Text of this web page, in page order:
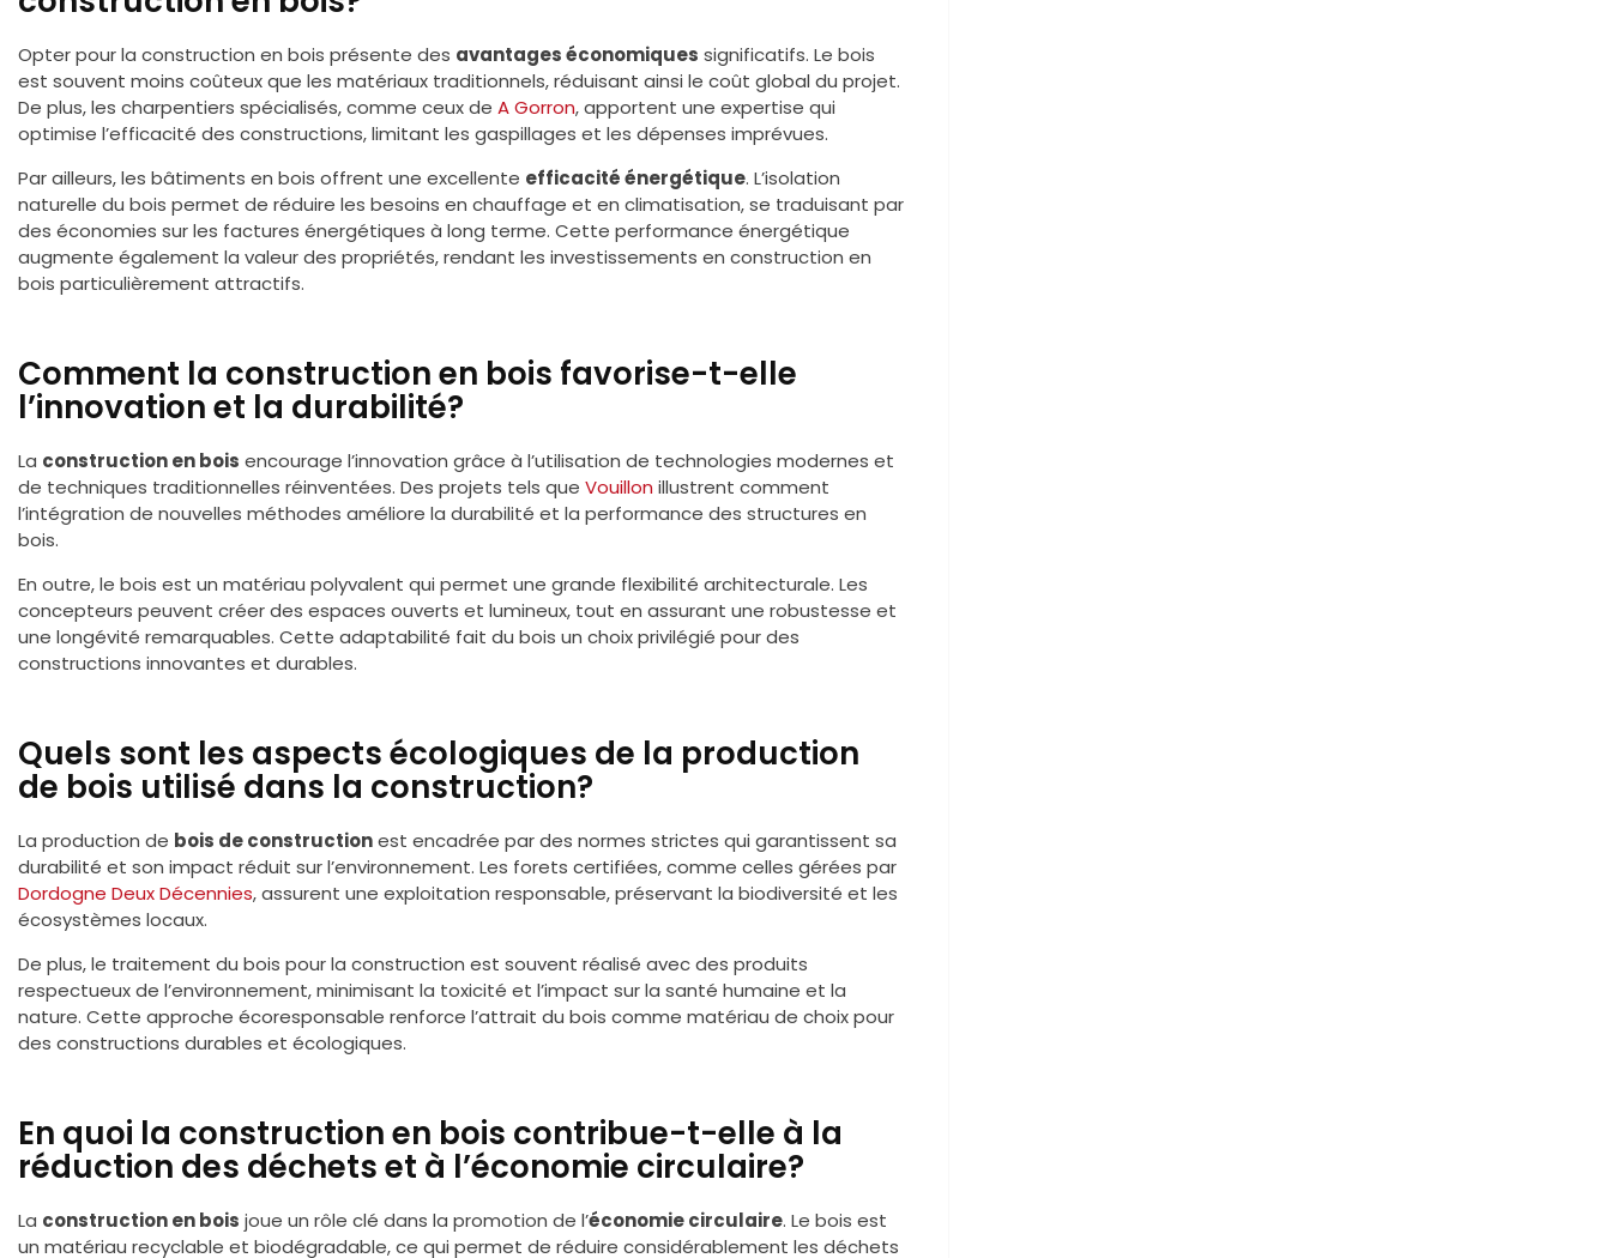
Opter pour la construction en bois présente des avantages économiques significatifs. Le bois
est souvent moins coûteux que les matériaux traditionnels, réduisant ainsi le coût global du projet.
De plus, les charpentiers spécialisés, comme ceux de A Gorron, apportent une expertise qui
optimise l’efficacité des constructions, limitant les gaspillages et les dépenses imprévues.
Par ailleurs, les bâtiments en bois offrent une excellente efficacité énergétique. L’isolation
naturelle du bois permet de réduire les besoins en chauffage et en climatisation, se traduisant par
des économies sur les factures énergétiques à long terme. Cette performance énergétique
augmente également la valeur des propriétés, rendant les investissements en construction en
bois particulièrement attractifs.
Comment la construction en bois favorise-t-elle
l’innovation et la durabilité?
La construction en bois encourage l’innovation grâce à l’utilisation de technologies modernes et
de techniques traditionnelles réinventées. Des projets tels que Vouillon illustrent comment
l’intégration de nouvelles méthodes améliore la durabilité et la performance des structures en
bois.
En outre, le bois est un matériau polyvalent qui permet une grande flexibilité architecturale. Les
concepteurs peuvent créer des espaces ouverts et lumineux, tout en assurant une robustesse et
une longévité remarquables. Cette adaptabilité fait du bois un choix privilégié pour des
constructions innovantes et durables.
Quels sont les aspects écologiques de la production
de bois utilisé dans la construction?
La production de bois de constructionest encadrée par des normes strictes qui garantissent sa
durabilité et son impact réduit sur l’environnement. Les forets certifiées, comme celles gérées par
Dordogne Deux Décennies, assurent une exploitation responsable, préservant la biodiversité et les
écosystèmes locaux.
De plus, le traitement du bois pour la construction est souvent réalisé avec des produits
respectueux de l’environnement, minimisant la toxicité et l’impact sur la santé humaine et la
nature. Cette approche écoresponsable renforce l’attrait du bois comme matériau de choix pour
des constructions durables et écologiques.
En quoi la construction en bois contribue-t-elle à la
réduction des déchets et à l’économie circulaire?
La construction en bois joue un rôle clé dans la promotion de l’économie circulaire. Le bois est
un matériau recyclable et biodégradable, ce qui permet de réduire considérablement les déchets